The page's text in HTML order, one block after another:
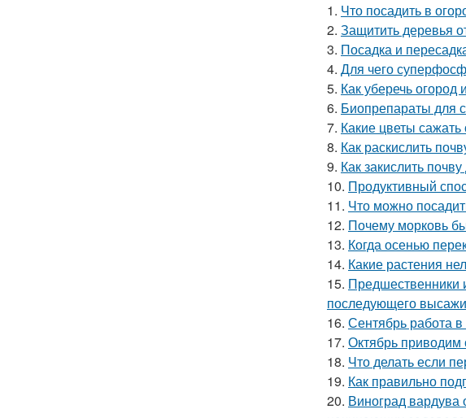
1. Что посадить в
2. Защитить деревья
3. Посадка и
4. Для чего
5. Как уберечь
6. Биопрепараты для
7. Какие цветы
8. Как раскислить
9. Как закислить
10. Продуктивный
11. Что можно
12. Почему морковь
13. Когда осенью
14. Какие растения
15. Предшественники
последующего
16. Сентябрь работа
17. Октябрь приводим
18. Что делать если
19. Как правильно
20. Виноград